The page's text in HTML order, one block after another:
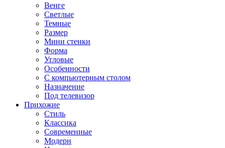
Венге
Светлые
Темные
Размер
Мини стенки
Форма
Угловые
Особенности
С компьютерным столом
Назначение
Под телевизор
Прихожие
Стиль
Классика
Современные
Модерн